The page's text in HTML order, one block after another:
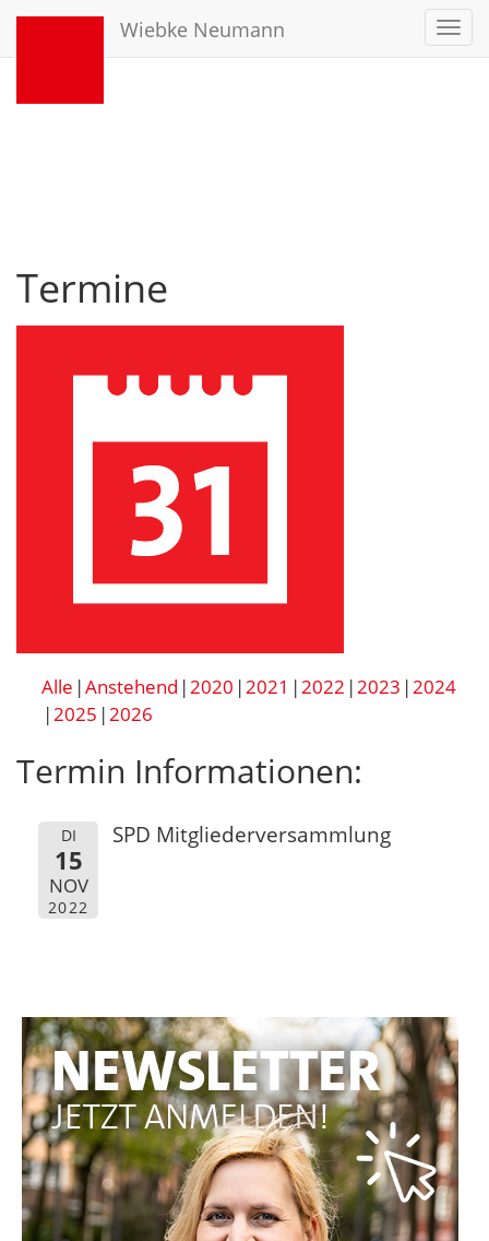
Wiebke Neumann
Termine
Alle Anstehend 2020 2021 2022 2023 2024
2025 2026
Termin Informationen:
DI
15
NOV
2022
SPD Mitgliederversammlung